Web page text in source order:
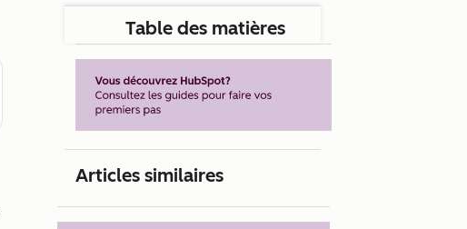
Table des matières
Articles similaires